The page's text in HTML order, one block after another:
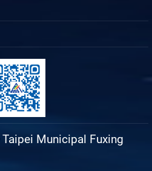
Taipei Municipal Fuxing